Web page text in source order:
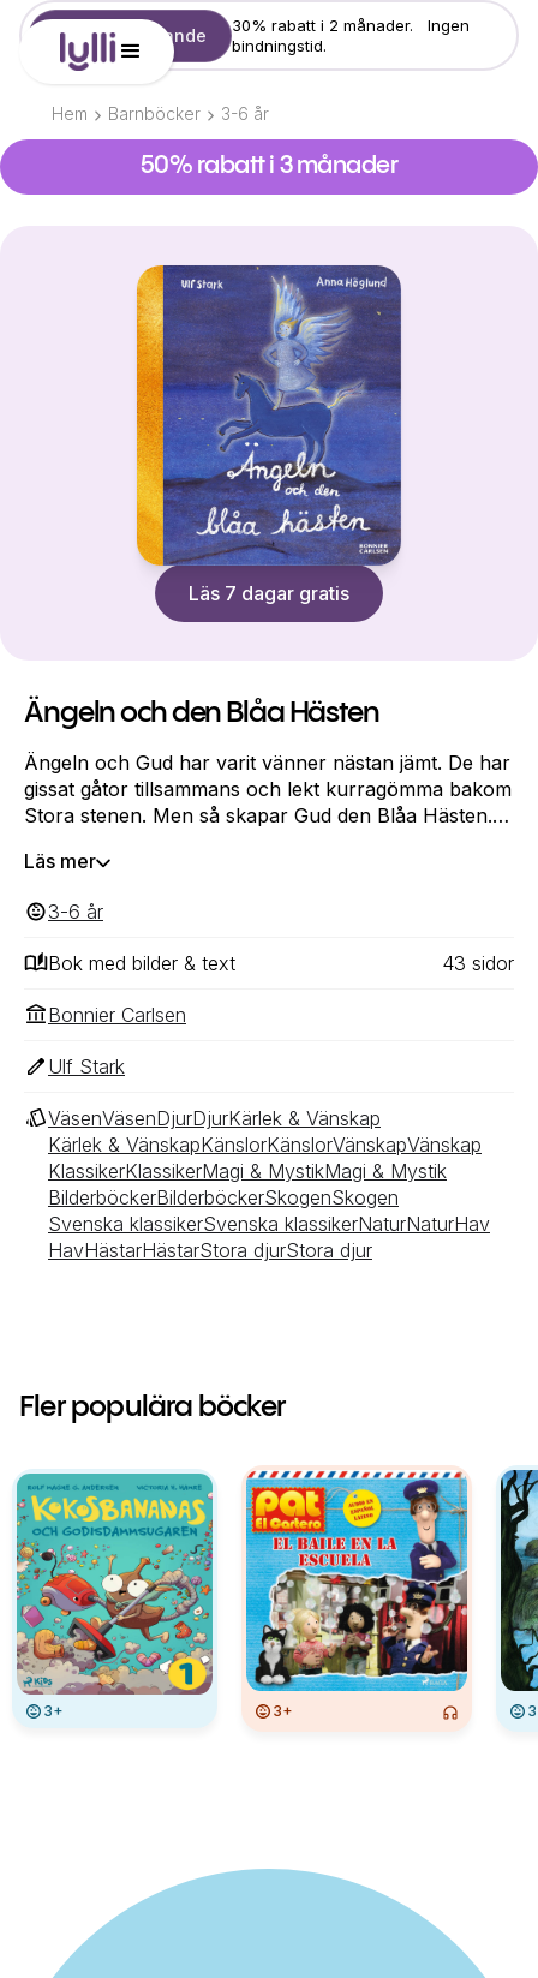
Starta erbjudande
30% rabatt i 2 månader. Ingen
bindningstid.
Hem Barnböcker 3-6 år
50% rabatt i 3 månader
Läs 7 dagar gratis
Ängeln och den Blåa Hästen
Ängeln och Gud har varit vänner nästan jämt. De har
gissat gåtor tillsammans och lekt kurragömma bakom
Stora stenen. Men så skapar Gud den Blåa Hästen.
Ängeln bara vara med den! Gud önskar att Hästen
någon annan?
Läs mer
3-6 ‎‎ år
Bok med bilder & text 43 ‎‎ sidor
Bonnier Carlsen
Ulf Stark
VäsenVäsenDjurDjurKärlek & Vänskap
Kärlek & VänskapKänslorKänslorVänskapVänskap
KlassikerKlassikerMagi & MystikMagi & Mystik
BilderböckerBilderböckerSkogenSkogen
Svenska klassikerSvenska klassikerNaturNaturHav
HavHästarHästarStora djurStora djur
Fler populära böcker
3+ 3+